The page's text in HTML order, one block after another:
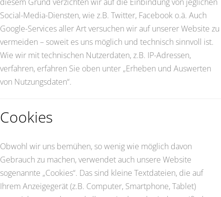
Social-Media-Diensten, wie z.B. Twitter, Facebook o.ä. Auch
Google-Services aller Art versuchen wir auf unserer Website zu
vermeiden – soweit es uns möglich und technisch sinnvoll ist.
Wie wir mit technischen Nutzerdaten, z.B. IP-Adressen,
verfahren, erfahren Sie oben unter „Erheben und Auswerten
von Nutzungsdaten“.
Cookies
Obwohl wir uns bemühen, so wenig wie möglich davon
Gebrauch zu machen, verwendet auch unsere Website
sogenannte „Cookies“. Das sind kleine Textdateien, die auf
Ihrem Anzeigegerät (z.B. Computer, Smartphone, Tablet)